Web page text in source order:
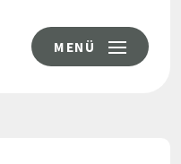
MENÜ